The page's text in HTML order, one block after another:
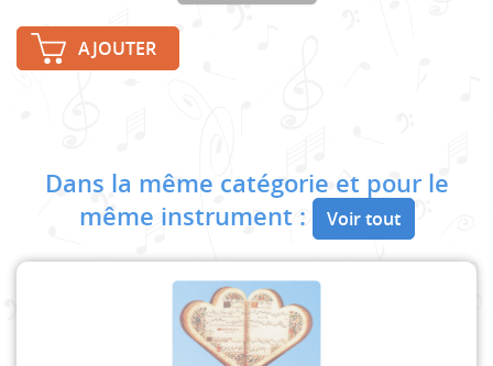
AJOUTER
Dans la même catégorie et pour le
même instrument :
Voir tout